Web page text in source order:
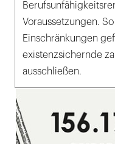
Voraussetzungen.
Einschränkungen
existenzsichernde
ausschließen.